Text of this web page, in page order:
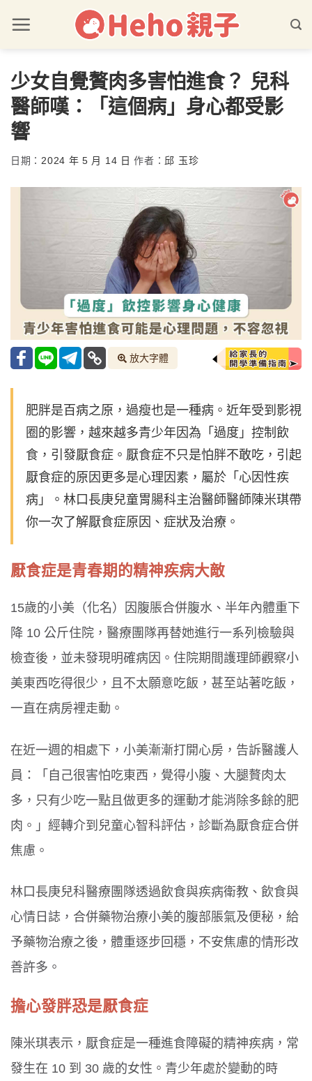
少女自覺贅肉多害怕進食？ 兒科
醫師嘆：「這個病」身心都受影
響
日期： 2024 年 5 月 14 日 作者： 邱 玉珍
放大字體
肥胖是百病之原，過瘦也是一種病。近年受到影視
圈的影響，越來越多青少年因為「過度」控制飲
食，引發厭食症。厭食症不只是怕胖不敢吃，引起
厭食症的原因更多是心理因素，屬於「心因性疾
病」。林口長庚兒童胃腸科主治醫師醫師陳米琪帶
你一次了解厭食症原因、症狀及治療。
厭食症是青春期的精神疾病大敵
15歲的小美（化名）因腹脹合併腹水、半年內體重下
降 10 公斤住院，醫療團隊再替她進行一系列檢驗與
檢查後，並未發現明確病因。住院期間護理師觀察小
美東西吃得很少，且不太願意吃飯，甚至站著吃飯，
一直在病房裡走動。
在近一週的相處下，小美漸漸打開心房，告訴醫護人
員：「自己很害怕吃東西，覺得小腹、大腿贅肉太
多，只有少吃一點且做更多的運動才能消除多餘的肥
肉。」經轉介到兒童心智科評估，診斷為厭食症合併
焦慮。
林口長庚兒科醫療團隊透過飲食與疾病衛教、飲食與
心情日誌，合併藥物治療小美的腹部脹氣及便秘，給
予藥物治療之後，體重逐步回穩，不安焦慮的情形改
善許多。
擔心發胖恐是厭食症
陳米琪表示，厭食症是一種進食障礙的精神疾病，常
發生在 10 到 30 歲的女性。青少年處於變動的時